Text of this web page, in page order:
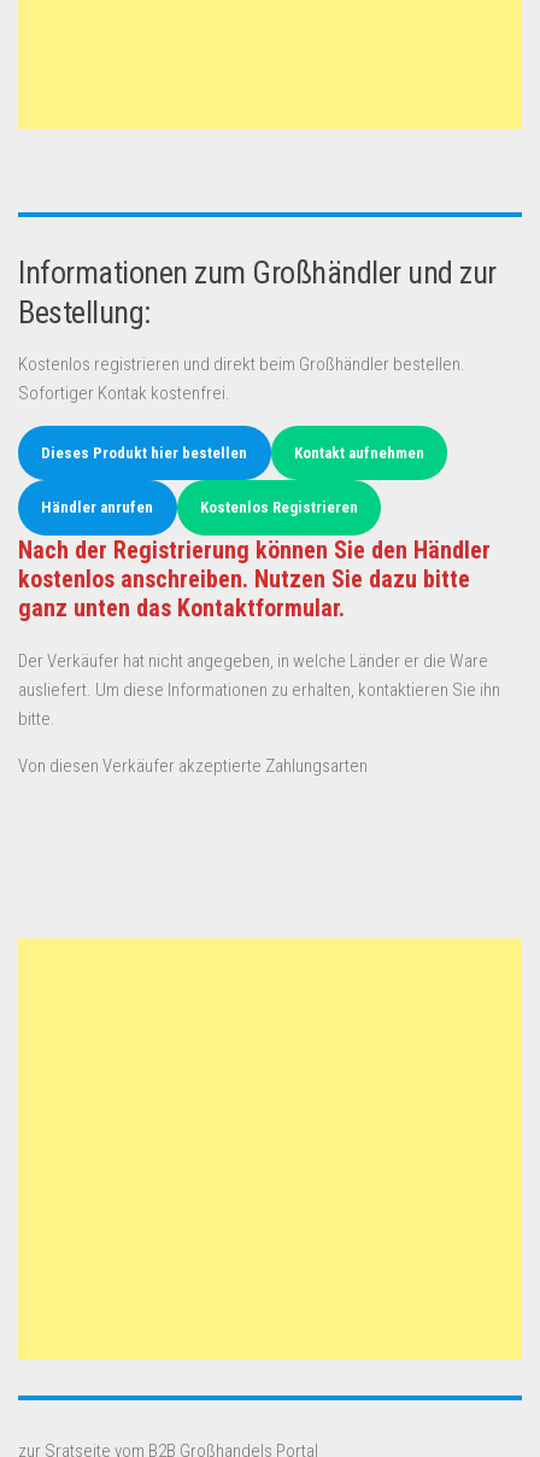
Informationen zum Großhändler und zur
Bestellung:
Kostenlos registrieren und direkt beim Großhändler bestellen.
Sofortiger Kontak kostenfrei.
Dieses Produkt hier bestellen Kontakt aufnehmen
Händler anrufen Kostenlos Registrieren
Nach der Registrierung können Sie den Händler
kostenlos anschreiben. Nutzen Sie dazu bitte
ganz unten das Kontaktformular.
Der Verkäufer hat nicht angegeben, in welche Länder er die Ware
ausliefert. Um diese Informationen zu erhalten, kontaktieren Sie ihn
bitte.
Von diesen Verkäufer akzeptierte Zahlungsarten
zur Sratseite vom B2B Großhandels Portal